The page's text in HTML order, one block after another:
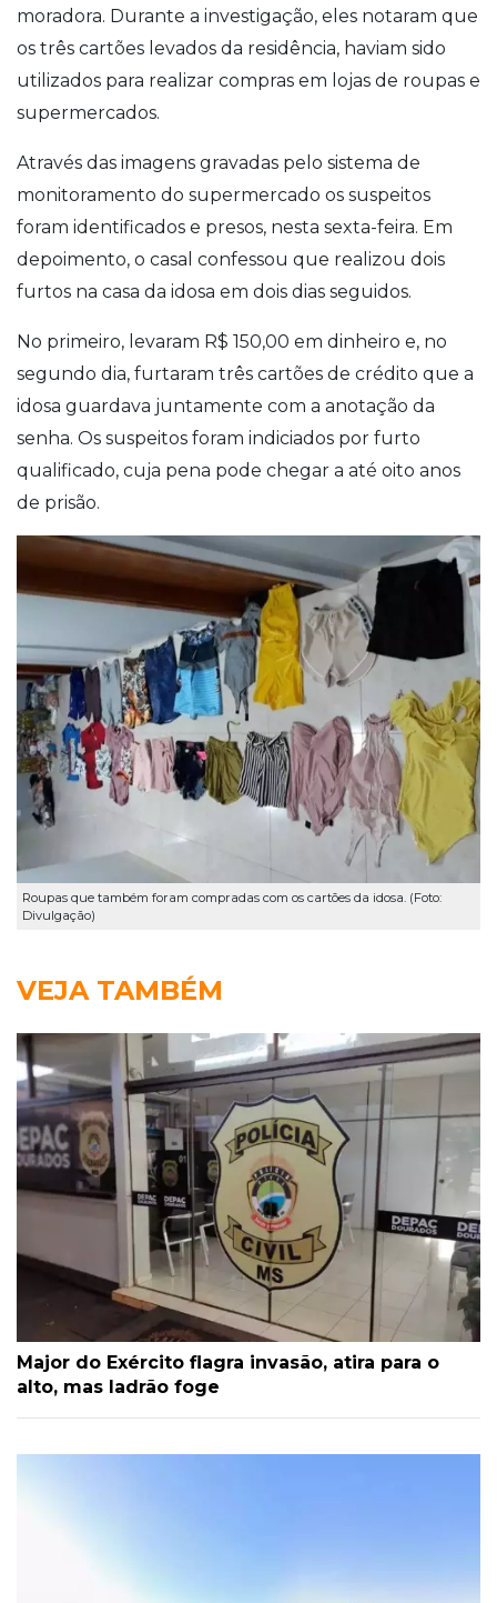
moradora. Durante a investigação, eles notaram que
os três cartões levados da residência, haviam sido
utilizados para realizar compras em lojas de roupas e
supermercados.
Através das imagens gravadas pelo sistema de
monitoramento do supermercado os suspeitos
foram identificados e presos, nesta sexta-feira. Em
depoimento, o casal confessou que realizou dois
furtos na casa da idosa em dois dias seguidos.
No primeiro, levaram R$ 150,00 em dinheiro e, no
segundo dia, furtaram três cartões de crédito que a
idosa guardava juntamente com a anotação da
senha. Os suspeitos foram indiciados por furto
qualificado, cuja pena pode chegar a até oito anos
de prisão.
Roupas que também foram compradas com os cartões da idosa. (Foto:
Divulgação)
VEJA TAMBÉM
Major do Exército flagra invasão, atira para o
alto, mas ladrão foge